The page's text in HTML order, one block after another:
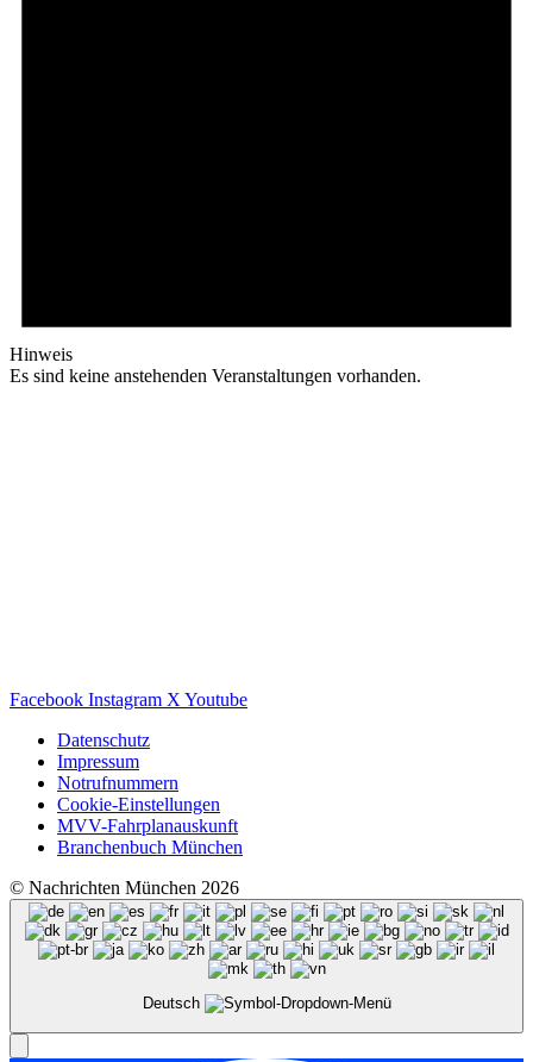
Hinweis
Es sind keine anstehenden Veranstaltungen vorhanden.
Facebook Instagram X Youtube
Datenschutz
Impressum
Notrufnummern
Cookie-Einstellungen
MVV-Fahrplanauskunft
Branchenbuch München
© Nachrichten München 2026
Deutsch